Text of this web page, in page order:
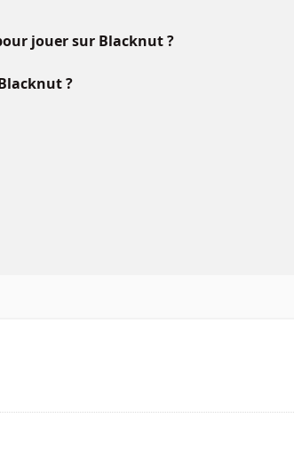
jouer sur Blacknut ?
?